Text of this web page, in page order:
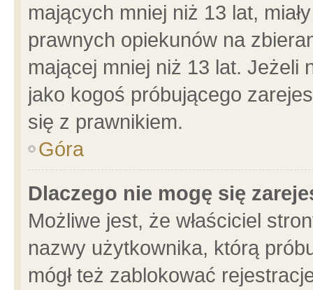
mających mniej niż 13 lat,
prawnych opiekunów na
mającej mniej niż 13 lat. Jeżeli
jako kogoś próbującego
się z prawnikiem.
Góra
Dlaczego nie mogę się
Możliwe jest, że właściciel
nazwy użytkownika, którą
mógł też zablokować